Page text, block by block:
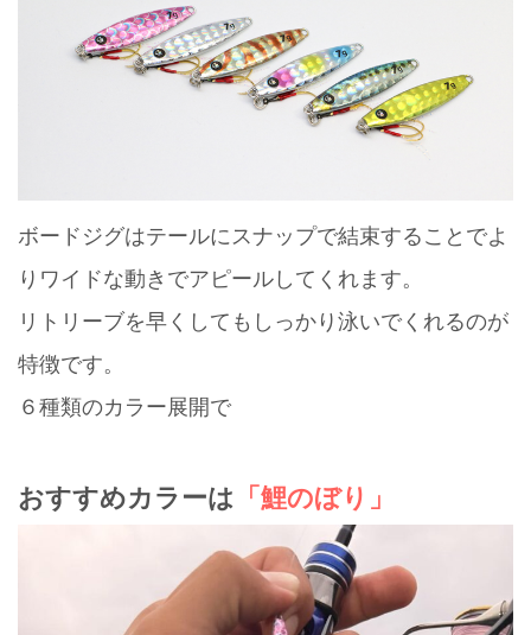
ボードジグはテールにスナップで結束することでよ
りワイドな動きでアピールしてくれます。
リトリーブを早くしてもしっかり泳いでくれるのが
特徴です。
６種類のカラー展開で
おすすめカラーは 「鯉のぼり」